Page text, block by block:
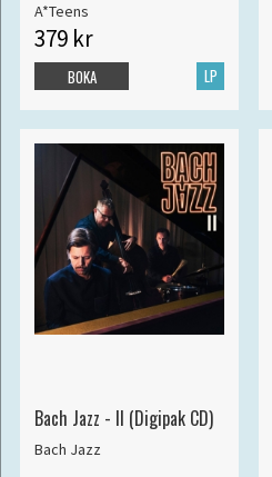
A*Teens
379 kr
LP
BOKA
Bach Jazz - II (Digipak CD)
Bach Jazz